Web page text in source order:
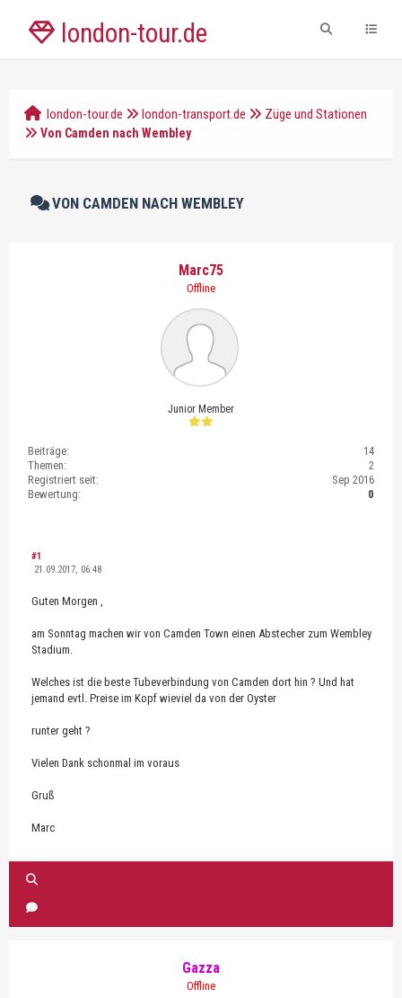
london-tour.de
london-tour.de london-transport.de Züge und Stationen
Von Camden nach Wembley
VON CAMDEN NACH WEMBLEY
Marc75
Offline
Junior Member
Beiträge:
14
Themen:
2
Registriert seit:
Sep 2016
Bewertung:
0
#1
21.09.2017, 06:48
Guten Morgen ,
am Sonntag machen wir von Camden Town einen Abstecher zum Wembley
Stadium.
Welches ist die beste Tubeverbindung von Camden dort hin ? Und hat
jemand evtl. Preise im Kopf wieviel da von der Oyster
runter geht ?
Vielen Dank schonmal im voraus
Gruß
Marc
Gazza
Offline